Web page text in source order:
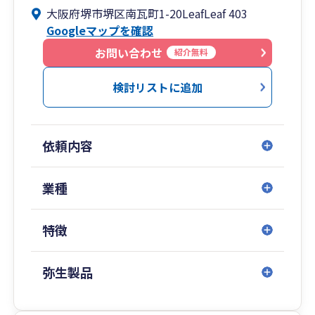
目指す中小企業の国際税務におけるサポートまで
幅広く対応いたします。
大阪府堺市堺区南瓦町1-20LeafLeaf 403
Googleマップを確認
お問い合わせ
紹介無料
検討リストに追加
依頼内容
業種
特徴
弥生製品